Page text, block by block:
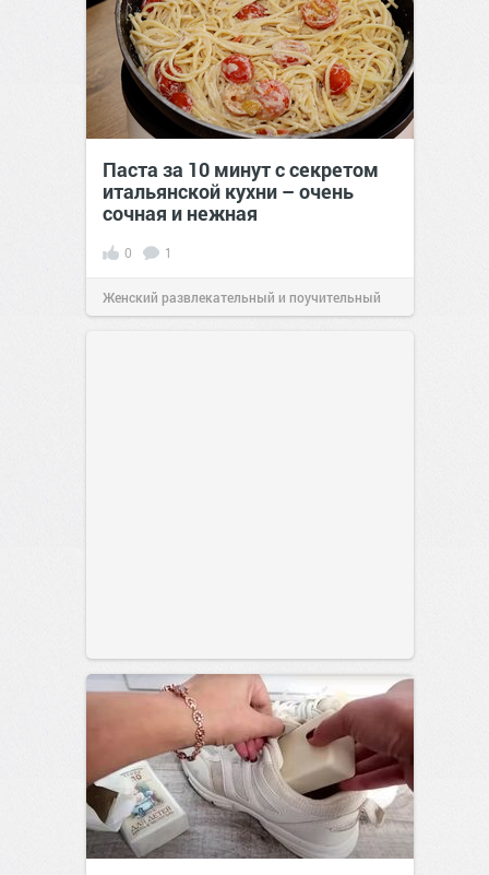
Паста за 10 минут с секретом
итальянской кухни – очень
сочная и нежная
0 1
Женский развлекательный и поучительный